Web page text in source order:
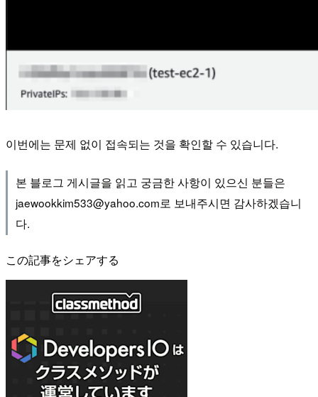
이번에는 문제 없이 접속되는 것을 확인할 수 있습니다.
본 블로그 게시글을 읽고 궁금한 사항이 있으신 분들은
jaewookkim533@yahoo.com로 보내주시면 감사하겠습니
다.
この記事をシェアする